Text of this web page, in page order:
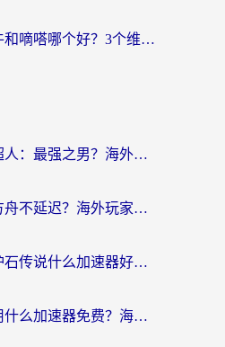
海外党必看：斧牛和嘀嗒哪个好？3个维度教你选对回国加速器
印度怎么玩一拳超人：最强之男？海外党国服游戏加速避坑指南
国外怎么玩明日方舟不延迟？海外玩家国服游戏加速终极指南（附DNF梦幻诛仙解决方案）
海外党别愁！打炉石传说什么加速器好用？3个实用技巧解决国服游戏卡顿
国外玩流放之路用什么加速器免费？海外党亲测有效的国服游戏加速指南